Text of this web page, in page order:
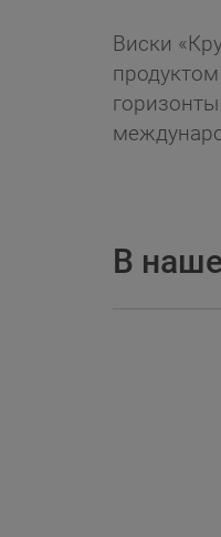
Виски
В